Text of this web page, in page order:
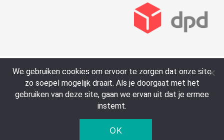
We gebruiken cookies om ervoor te zorgen dat onze site
zo soepel mogelijk draait. Als je doorgaat met het
gebruiken van deze site, gaan we ervan uit dat je ermee
instemt.
OK